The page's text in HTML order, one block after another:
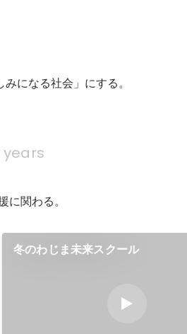
になる社会」にする。
years
に関わる。
冬のわじま未来スクール